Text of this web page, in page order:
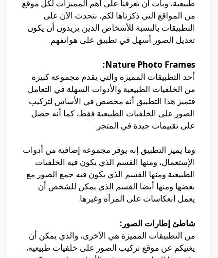
طبيعية، وبات أن تعرفنا على أهم المميزات لكل موقع
من المواقع التي ذكرناها لكم، نتحدث الآن على
التطبيقات بالنسبة للأشخاص الذين يريدون أن يكون
تعديل الصور أسهل في تطبيق على هواتفهم.
Nature Photo Frames:
أحد التطبيقات المميزة والتي يقدم مجموعة كبيرة
من الخلفيات الطبيعية والأدوات السهلة في التعامل
فتميز هذا التطبيق أنه مخصص في الأساس لتركيب
الصور على الخلفيات الطبيعية فقط، كما أنه حصل
على تقييمات جيدة في المتجر.
وما يميز التطبيق إنه يوفر مجموعة إضافية من أدوات
الإستعمال، ومنها القسم الذي يكون فيه الخلفيات
الطبيعية ومنها القسم الذي يكون فيه جمع الصور مع
بعضها ومنها أيضا القسم الذي يمكن للشخص أن
يعمل انعكاسات على المرآة وغيرها.
شاطئ إطارات الصور:
من التطبيقات المميزة هي الأخرى، والذي يمكن أن
يغنيكم عن موقع تركيب الصور على خلفيات طبيعية،